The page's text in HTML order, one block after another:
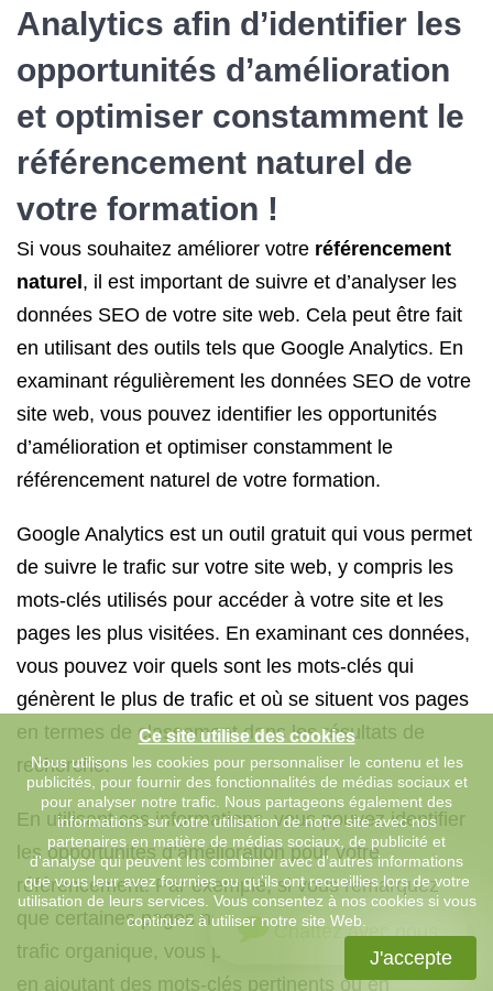
Analytics afin d’identifier les
opportunités d’amélioration
et optimiser constamment le
référencement naturel de
votre formation !
Si vous souhaitez améliorer votre référencement
naturel , il est important de suivre et d’analyser les
données SEO de votre site web. Cela peut être fait
en utilisant des outils tels que Google Analytics. En
examinant régulièrement les données SEO de votre
site web, vous pouvez identifier les opportunités
d’amélioration et optimiser constamment le
référencement naturel de votre formation.
Google Analytics est un outil gratuit qui vous permet
de suivre le trafic sur votre site web, y compris les
mots-clés utilisés pour accéder à votre site et les
pages les plus visitées. En examinant ces données,
vous pouvez voir quels sont les mots-clés qui
génèrent le plus de trafic et où se situent vos pages
en termes de classement dans les résultats de
recherche.
En utilisant ces informations, vous pouvez identifier
les opportunités d’amélioration pour votre
référencement. Par exemple, si vous remarquez
que certaines pages ne génèrent pas beaucoup de
trafic organique, vous pouvez optimiser ces pages
en ajoutant des mots-clés pertinents ou en
Chattez avec nous
Ce site utilise des cookies
Nous utilisons les cookies pour personnaliser le contenu et les
publicités, pour fournir des fonctionnalités de médias sociaux et
pour analyser notre trafic. Nous partageons également des
informations sur votre utilisation de notre site avec nos
partenaires en matière de médias sociaux, de publicité et
d'analyse qui peuvent les combiner avec d'autres informations
que vous leur avez fournies ou qu'ils ont recueillies lors de votre
utilisation de leurs services. Vous consentez à nos cookies si vous
continuez à utiliser notre site Web.
J'accepte